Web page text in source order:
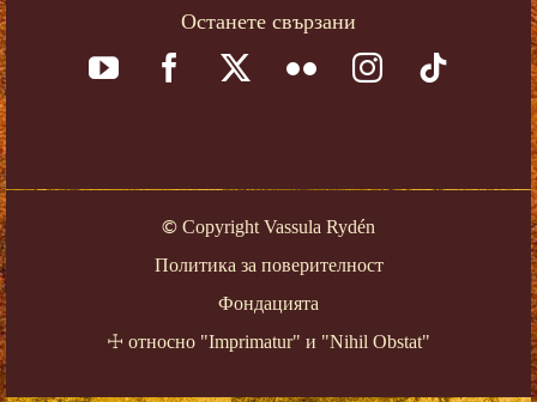
Останете свързани
© Copyright Vassula Rydén
Политика за поверителност
Фондацията
☩ относно "Imprimatur" и "Nihil Obstat"